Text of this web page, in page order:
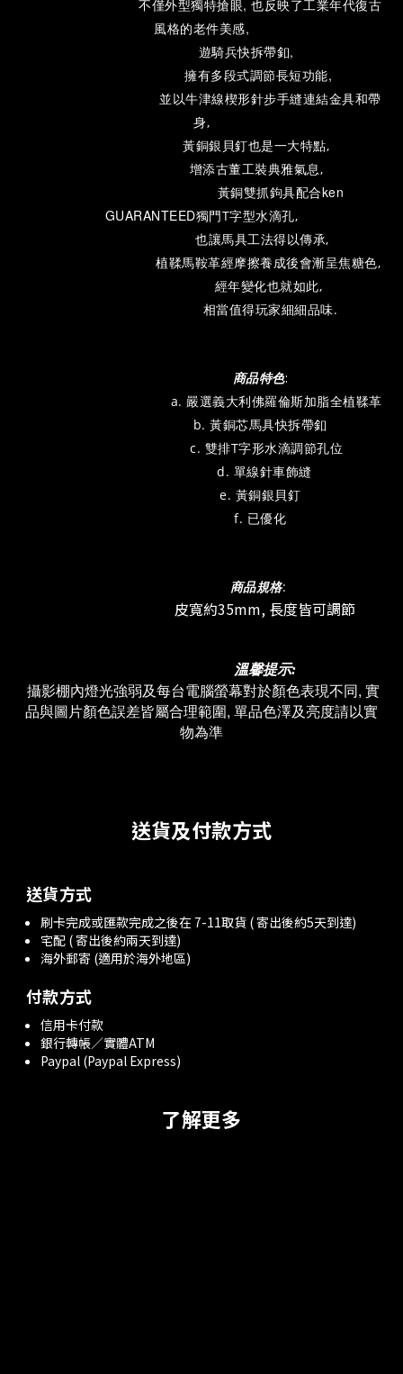
不僅外型獨特搶眼, 也反映了工業年代復古
風格的老件美感,
遊騎兵快拆帶釦,
擁有多段式調節長短功能,
並以牛津線楔形針步手縫連結金具和帶
身,
黃銅銀貝釘也是一大特點,
增添古董工裝典雅氣息,
黃銅雙抓鉤具配合ken
GUARANTEED獨門T字型水滴孔,
也讓馬具工法得以傳承,
植鞣馬鞍革經摩擦養成後會漸呈焦糖色,
經年變化也就如此,
相當值得玩家細細品味.
商品特色:
a. 嚴選義大利佛羅倫斯加脂全植鞣革
b. 黃銅芯馬具快拆帶釦
c. 雙排T字形水滴調節孔位
d. 單線針車飾縫
e. 黃銅銀貝釘
f. 已優化
商品規格:
皮寬約35mm, 長度皆可調節
溫馨提示:
攝影棚內燈光強弱及每台電腦螢幕對於顏色表現不同, 實
品與圖片顏色誤差皆屬合理範圍, 單品色澤及亮度請以實
物為準
送貨及付款方式
送貨方式
刷卡完成或匯款完成之後在 7-11取貨 ( 寄出後約5天到達)
宅配 ( 寄出後約兩天到達)
海外郵寄 (適用於海外地區)
付款方式
信用卡付款
銀行轉帳／實體ATM
Paypal (Paypal Express)
了解更多